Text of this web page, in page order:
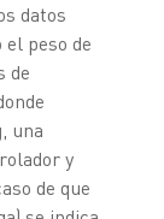
datos
peso de
de
una
y
de que